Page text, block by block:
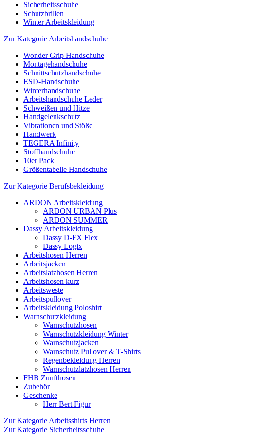
Sicherheitsschuhe
Schutzbrillen
Winter Arbeitskleidung
Zur Kategorie Arbeitshandschuhe
Wonder Grip Handschuhe
Montagehandschuhe
Schnittschutzhandschuhe
ESD-Handschuhe
Winterhandschuhe
Arbeitshandschuhe Leder
Schweißen und Hitze
Handgelenkschutz
Vibrationen und Stöße
Handwerk
TEGERA Infinity
Stoffhandschuhe
10er Pack
Größentabelle Handschuhe
Zur Kategorie Berufsbekleidung
ARDON Arbeitskleidung
ARDON URBAN Plus
ARDON SUMMER
Dassy Arbeitskleidung
Dassy D-FX Flex
Dassy Logix
Arbeitshosen Herren
Arbeitsjacken
Arbeitslatzhosen Herren
Arbeitshosen kurz
Arbeitsweste
Arbeitspullover
Arbeitskleidung Poloshirt
Warnschutzkleidung
Warnschutzhosen
Warnschutzkleidung Winter
Warnschutzjacken
Warnschutz Pullover & T-Shirts
Regenbekleidung Herren
Warnschutzlatzhosen Herren
FHB Zunfthosen
Zubehör
Geschenke
Herr Bert Figur
Zur Kategorie Arbeitsshirts Herren
Zur Kategorie Sicherheitsschuhe